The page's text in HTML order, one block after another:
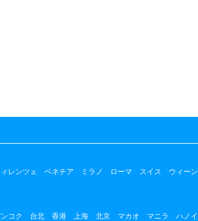
レンツェ ベネチア ミラノ ローマ スイス ウィーン
コク 台北 香港 上海 北京 マカオ マニラ ハノイ